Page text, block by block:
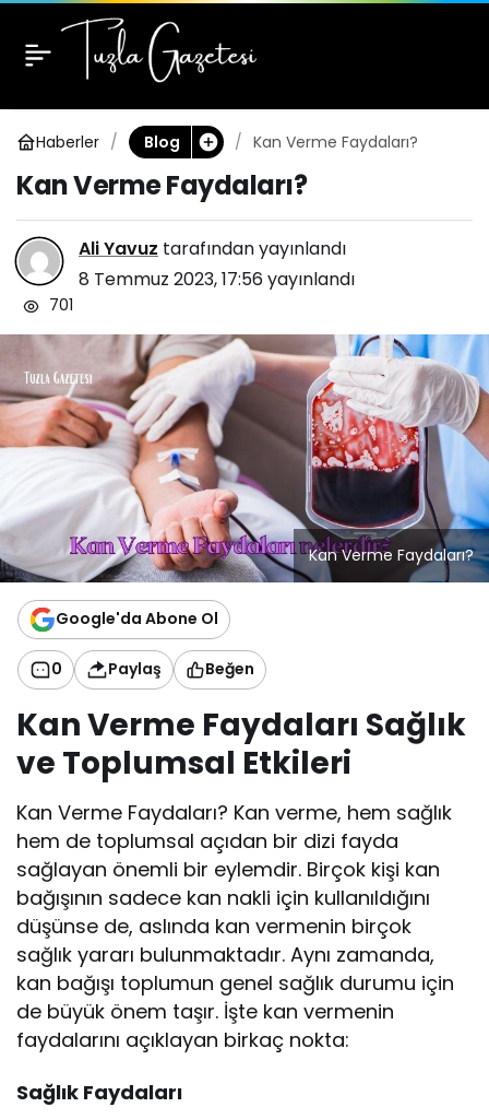
Haberler Blog Kan Verme Faydaları?
Kan Verme Faydaları?
Ali Yavuz tarafından yayınlandı
8 Temmuz 2023, 17:56yayınlandı
701
Kan Verme Faydaları?
Google'da Abone Ol
0 Paylaş Beğen
Kan Verme Faydaları Sağlık
ve Toplumsal Etkileri
Kan Verme Faydaları? Kan verme, hem sağlık
hem de toplumsal açıdan bir dizi fayda
sağlayan önemli bir eylemdir. Birçok kişi kan
bağışının sadece kan nakli için kullanıldığını
düşünse de, aslında kan vermenin birçok
sağlık yararı bulunmaktadır. Aynı zamanda,
kan bağışı toplumun genel sağlık durumu için
de büyük önem taşır. İşte kan vermenin
faydalarını açıklayan birkaç nokta:
Sağlık Faydaları
Kan Verme Faydaları?